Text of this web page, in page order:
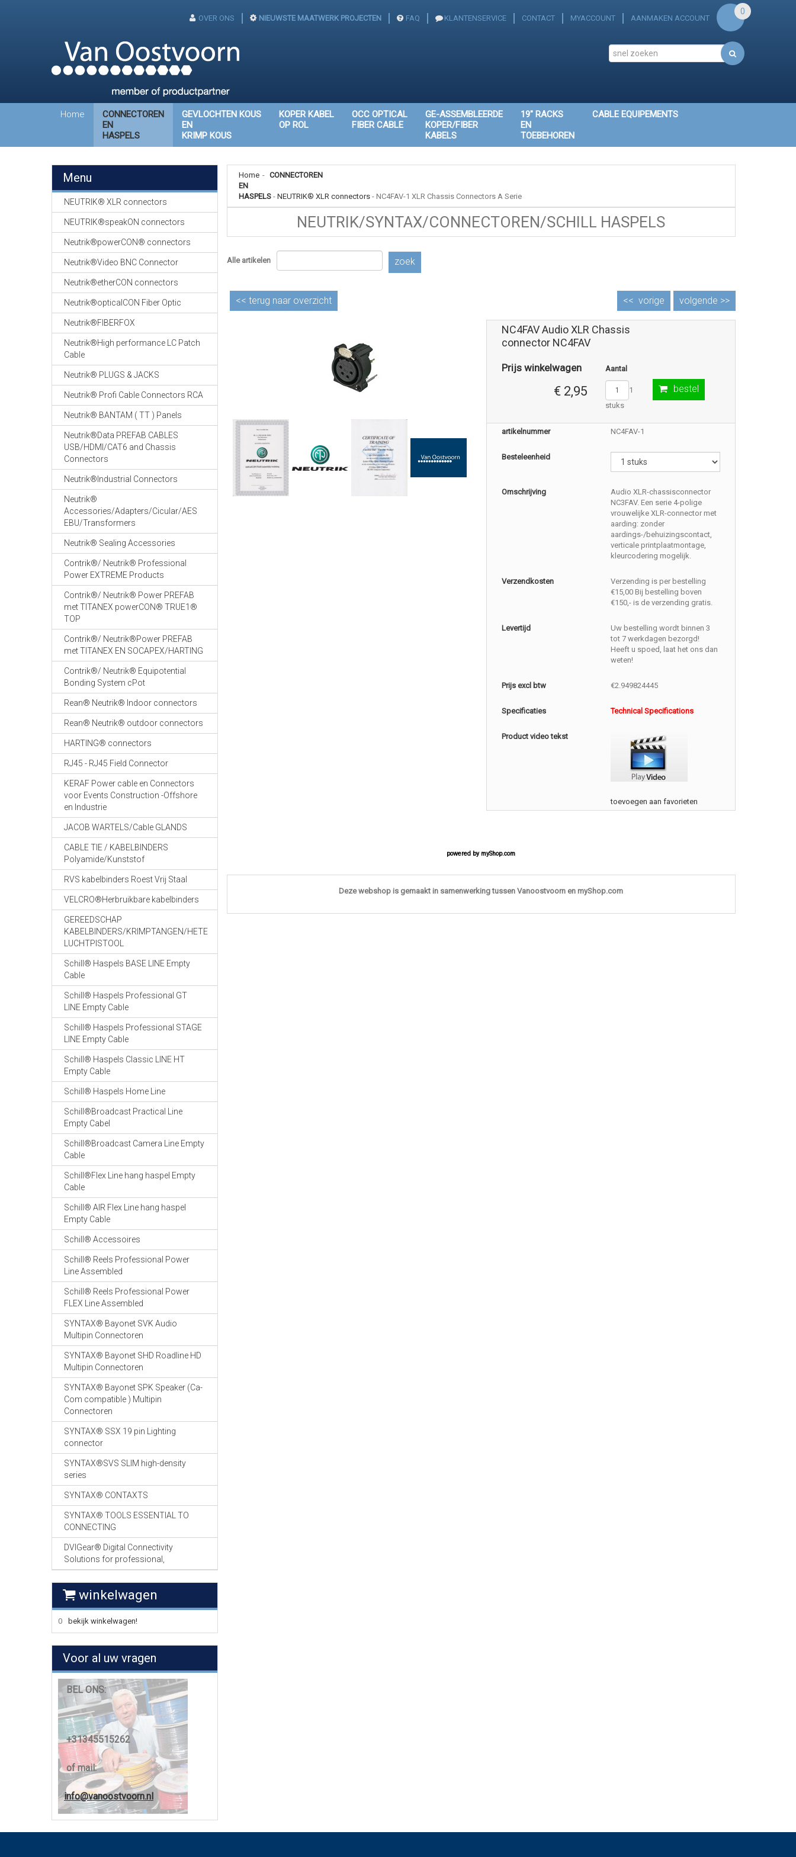
OVER ONS NIEUWSTE MAATWERK PROJECTEN FAQ KLANTENSERVICE CONTACT MYACCOUNT AANMAKEN ACCOUNT
0
Home
CONNECTOREN
EN
HASPELS
GEVLOCHTEN KOUS
EN
KRIMP KOUS
KOPER KABEL
OP ROL
OCC OPTICAL
FIBER CABLE
GE-ASSEMBLEERDE
KOPER/FIBER
KABELS
19" RACKS
EN
TOEBEHOREN
CABLE EQUIPEMENTS
Menu
NEUTRIK® XLR connectors
NEUTRIK®speakON connectors
Neutrik®powerCON® connectors
Neutrik®Video BNC Connector
Neutrik®etherCON connectors
Neutrik®opticalCON Fiber Optic
Neutrik®FIBERFOX
Neutrik®High performance LC Patch
Cable
Neutrik® PLUGS & JACKS
Neutrik® Profi Cable Connectors RCA
Neutrik® BANTAM ( TT ) Panels
Neutrik®Data PREFAB CABLES
USB/HDMI/CAT6 and Chassis
Connectors
Neutrik®Industrial Connectors
Neutrik®
Accessories/Adapters/Cicular/AES
EBU/Transformers
Neutrik® Sealing Accessories
Contrik®/ Neutrik® Professional
Power EXTREME Products
Contrik®/ Neutrik® Power PREFAB
met TITANEX powerCON® TRUE1®
TOP
Contrik®/ Neutrik®Power PREFAB
met TITANEX EN SOCAPEX/HARTING
Contrik®/ Neutrik® Equipotential
Bonding System cPot
Rean® Neutrik® Indoor connectors
Rean® Neutrik® outdoor connectors
HARTING® connectors
RJ45 - RJ45 Field Connector
KERAF Power cable en Connectors
voor Events Construction -Offshore
en Industrie
JACOB WARTELS/Cable GLANDS
CABLE TIE / KABELBINDERS
Polyamide/Kunststof
RVS kabelbinders Roest Vrij Staal
VELCRO®Herbruikbare kabelbinders
GEREEDSCHAP
KABELBINDERS/KRIMPTANGEN/HETE
LUCHTPISTOOL
Schill® Haspels BASE LINE Empty
Cable
Schill® Haspels Professional GT
LINE Empty Cable
Schill® Haspels Professional STAGE
LINE Empty Cable
Schill® Haspels Classic LINE HT
Empty Cable
Schill® Haspels Home Line
Schill®Broadcast Practical Line
Empty Cabel
Schill®Broadcast Camera Line Empty
Cable
Schill®Flex Line hang haspel Empty
Cable
Schill® AIR Flex Line hang haspel
Empty Cable
Schill® Accessoires
Schill® Reels Professional Power
Line Assembled
Schill® Reels Professional Power
FLEX Line Assembled
SYNTAX® Bayonet SVK Audio
Multipin Connectoren
SYNTAX® Bayonet SHD Roadline HD
Multipin Connectoren
SYNTAX® Bayonet SPK Speaker (Ca-
Com compatible ) Multipin
Connectoren
SYNTAX® SSX 19 pin Lighting
connector
SYNTAX®SVS SLIM high-density
series
SYNTAX® CONTAXTS
SYNTAX® TOOLS ESSENTIAL TO
CONNECTING
DVIGear® Digital Connectivity
Solutions for professional,
winkelwagen
0 bekijk winkelwagen!
Voor al uw vragen
BEL ONS:
+31345515262
of mail:
info@vanoostvoorn.nl
Home - CONNECTOREN
EN
HASPELS- NEUTRIK® XLR connectors- NC4FAV-1 XLR Chassis Connectors A Serie
NEUTRIK/SYNTAX/CONNECTOREN/SCHILL HASPELS
Alle artikelen zoek
<< terug naar overzicht volgende >>
<< vorige
NC4FAV Audio XLR Chassis
connector NC4FAV
Prijs winkelwagen
€ 2,95
Aantal
1
stuks
bestel
artikelnummer NC4FAV-1
Besteleenheid
Omschrijving
Audio XLR-chassisconnector
NC3FAV. Een serie 4-polige
vrouwelijke XLR-connector met
aarding: zonder
aardings-/behuizingscontact,
verticale printplaatmontage,
kleurcodering mogelijk.
Verzendkosten
Verzending is per bestelling
€15,00 Bij bestelling boven
€150,- is de verzending gratis.
Levertijd
Uw bestelling wordt binnen 3
tot 7 werkdagen bezorgd!
Heeft u spoed, laat het ons dan
weten!
Prijs excl btw €2.949824445
Specificaties Technical Specifications
Product video tekst
toevoegen aan favorieten
powered by myShop.com
Deze webshop is gemaakt in samenwerking tussen Vanoostvoorn en myShop.com